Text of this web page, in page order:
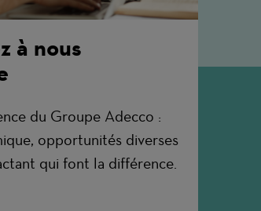
à nous
du Groupe Adecco :
opportunités diverses
qui font la différence.